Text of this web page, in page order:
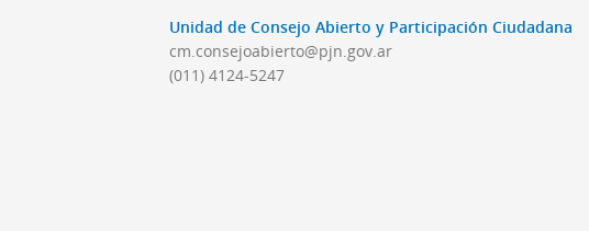
Unidad de Consejo Abierto y Participación Ciudadana
cm.consejoabierto@pjn.gov.ar
(011) 4124-5247